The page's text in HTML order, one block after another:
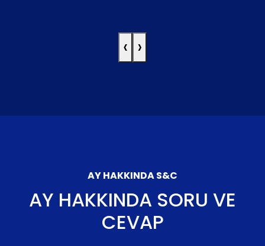
‹ ›
AY HAKKINDA S&C
AY HAKKINDA SORU VE
CEVAP